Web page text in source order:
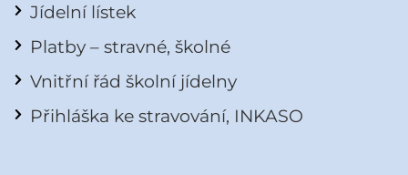
Jídelní lístek
Platby – stravné, školné
Vnitřní řád školní jídelny
Přihláška ke stravování, INKASO